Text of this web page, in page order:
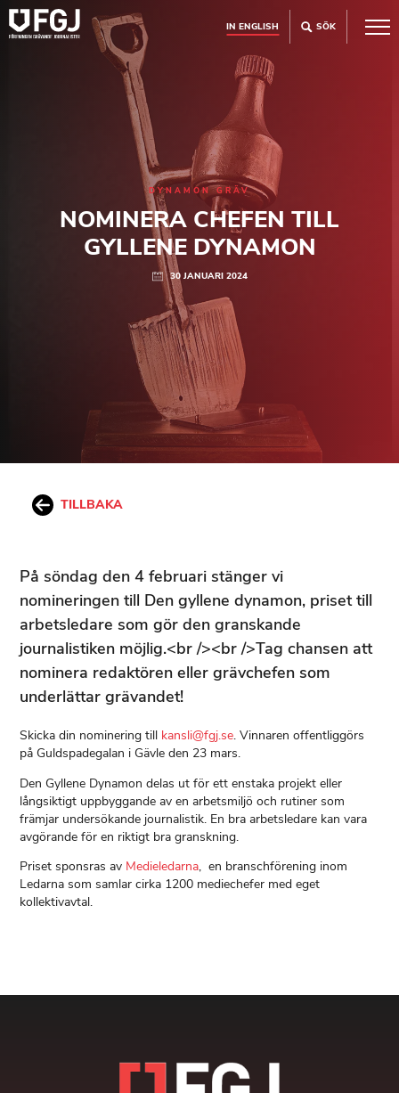
IN ENGLISH SÖK
DYNAMON GRÄV
NOMINERA CHEFEN TILL
GYLLENE DYNAMON
30 JANUARI 2024
TILLBAKA
På söndag den 4 februari stänger vi
nomineringen till Den gyllene dynamon, priset till
arbetsledare som gör den granskande
journalistiken möjlig.<br /><br />Tag chansen att
nominera redaktören eller grävchefen som
underlättar grävandet!
Skicka din nominering till kansli@fgj.se. Vinnaren offentliggörs
på Guldspadegalan i Gävle den 23 mars.
Den Gyllene Dynamon delas ut för ett enstaka projekt eller
långsiktigt uppbyggande av en arbetsmiljö och rutiner som
främjar undersökande journalistik. En bra arbetsledare kan vara
avgörande för en riktigt bra granskning.
Priset sponsras av Medieledarna, en branschförening inom
Ledarna som samlar cirka 1200 mediechefer med eget
kollektivavtal.